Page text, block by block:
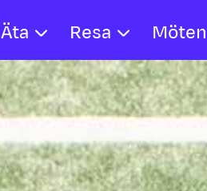
Äta Resa Möten